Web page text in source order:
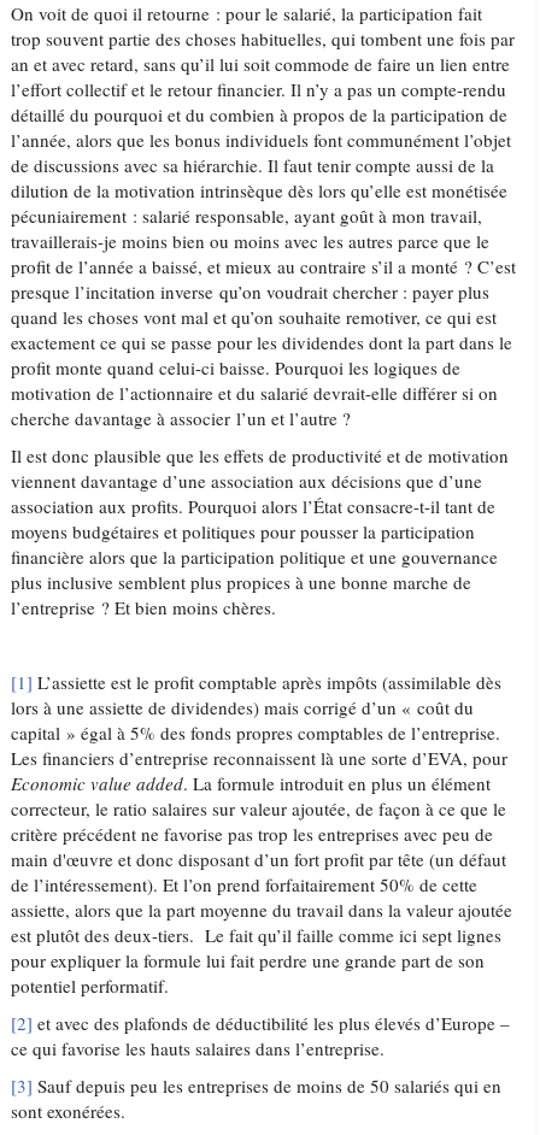
On voit de quoi il retourne : pour le salarié, la participation fait
trop souvent partie des choses habituelles, qui tombent une fois par
an et avec retard, sans qu’il lui soit commode de faire un lien entre
l’effort collectif et le retour financier. Il n’y a pas un compte-rendu
détaillé du pourquoi et du combien à propos de la participation de
l’année, alors que les bonus individuels font communément l’objet
de discussions avec sa hiérarchie. Il faut tenir compte aussi de la
dilution de la motivation intrinsèque dès lors qu’elle est monétisée
pécuniairement : salarié responsable, ayant goût à mon travail,
travaillerais-je moins bien ou moins avec les autres parce que le
profit de l’année a baissé, et mieux au contraire s’il a monté ? C’est
presque l’incitation inverse qu’on voudrait chercher : payer plus
quand les choses vont mal et qu’on souhaite remotiver, ce qui est
exactement ce qui se passe pour les dividendes dont la part dans le
profit monte quand celui-ci baisse. Pourquoi les logiques de
motivation de l’actionnaire et du salarié devrait-elle différer si on
cherche davantage à associer l’un et l’autre ?
Il est donc plausible que les effets de productivité et de motivation
viennent davantage d’une association aux décisions que d’une
association aux profits. Pourquoi alors l’État consacre-t-il tant de
moyens budgétaires et politiques pour pousser la participation
financière alors que la participation politique et une gouvernance
plus inclusive semblent plus propices à une bonne marche de
l’entreprise ? Et bien moins chères.
[1] L’assiette est le profit comptable après impôts (assimilable dès
lors à une assiette de dividendes) mais corrigé d’un « coût du
capital » égal à 5% des fonds propres comptables de l’entreprise.
Les financiers d’entreprise reconnaissent là une sorte d’EVA, pour
Economic value added. La formule introduit en plus un élément
correcteur, le ratio salaires sur valeur ajoutée, de façon à ce que le
critère précédent ne favorise pas trop les entreprises avec peu de
main d'œuvre et donc disposant d’un fort profit par tête (un défaut
de l’intéressement). Et l’on prend forfaitairement 50% de cette
assiette, alors que la part moyenne du travail dans la valeur ajoutée
est plutôt des deux-tiers. Le fait qu’il faille comme ici sept lignes
pour expliquer la formule lui fait perdre une grande part de son
potentiel performatif.
[2] et avec des plafonds de déductibilité les plus élevés d’Europe –
ce qui favorise les hauts salaires dans l’entreprise.
[3] Sauf depuis peu les entreprises de moins de 50 salariés qui en
sont exonérées.